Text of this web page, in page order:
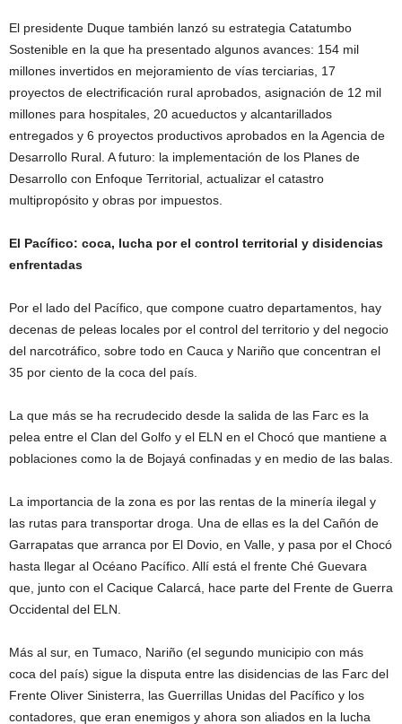
El presidente Duque también lanzó su estrategia Catatumbo
Sostenible en la que ha presentado algunos avances: 154 mil
millones invertidos en mejoramiento de vías terciarias, 17
proyectos de electrificación rural aprobados, asignación de 12 mil
millones para hospitales, 20 acueductos y alcantarillados
entregados y 6 proyectos productivos aprobados en la Agencia de
Desarrollo Rural. A futuro: la implementación de los Planes de
Desarrollo con Enfoque Territorial, actualizar el catastro
multipropósito y obras por impuestos.
El Pacífico: coca, lucha por el control territorial y disidencias
enfrentadas
Por el lado del Pacífico, que compone cuatro departamentos, hay
decenas de peleas locales por el control del territorio y del negocio
del narcotráfico, sobre todo en Cauca y Nariño que concentran el
35 por ciento de la coca del país.
La que más se ha recrudecido desde la salida de las Farc es la
pelea entre el Clan del Golfo y el ELN en el Chocó que mantiene a
poblaciones como la de Bojayá confinadas y en medio de las balas.
La importancia de la zona es por las rentas de la minería ilegal y
las rutas para transportar droga. Una de ellas es la del Cañón de
Garrapatas que arranca por El Dovio, en Valle, y pasa por el Chocó
hasta llegar al Océano Pacífico. Allí está el frente Ché Guevara
que, junto con el Cacique Calarcá, hace parte del Frente de Guerra
Occidental del ELN.
Más al sur, en Tumaco, Nariño (el segundo municipio con más
coca del país) sigue la disputa entre las disidencias de las Farc del
Frente Oliver Sinisterra, las Guerrillas Unidas del Pacífico y los
contadores, que eran enemigos y ahora son aliados en la lucha